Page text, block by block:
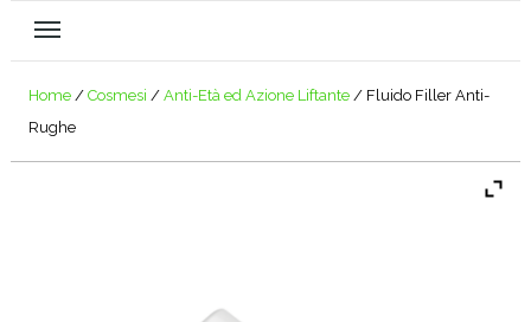
Home / Cosmesi / Anti-Età ed Azione Liftante / Fluido Filler Anti-
Rughe